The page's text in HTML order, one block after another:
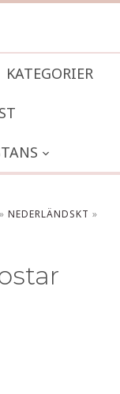
KATEGORIER
» NEDERLÄNDSKT »